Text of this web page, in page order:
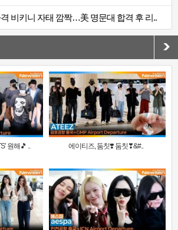
비키니 자태 깜짝…美 명문대 합격 후 리..
원해🎵 .. 에이티즈, 둠칫❣️ 둠칫❣&#..